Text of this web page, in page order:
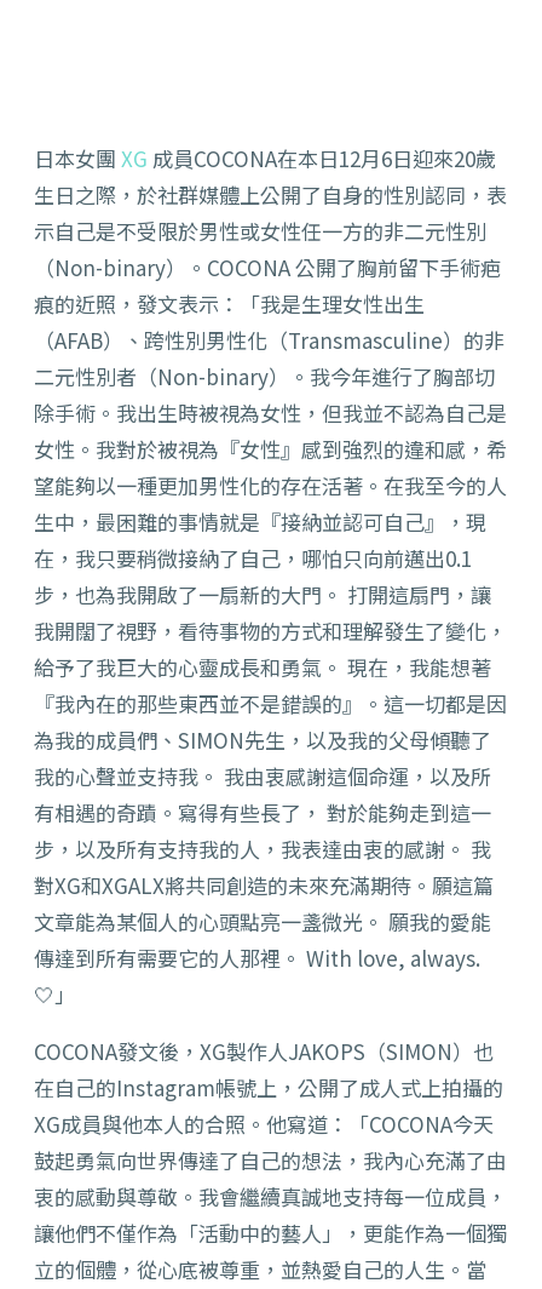
日本女團 XG 成員COCONA在本日12月6日迎來20歲
生日之際，於社群媒體上公開了自身的性別認同，表
示自己是不受限於男性或女性任一方的非二元性別
（Non-binary）。COCONA 公開了胸前留下手術疤
痕的近照，發文表示：「我是生理女性出生
（AFAB）、跨性別男性化（Transmasculine）的非
二元性別者（Non-binary）。我今年進行了胸部切
除手術。我出生時被視為女性，但我並不認為自己是
女性。我對於被視為『女性』感到強烈的違和感，希
望能夠以一種更加男性化的存在活著。在我至今的人
生中，最困難的事情就是『接納並認可自己』，現
在，我只要稍微接納了自己，哪怕只向前邁出0.1
步，也為我開啟了一扇新的大門。 打開這扇門，讓
我開闊了視野，看待事物的方式和理解發生了變化，
給予了我巨大的心靈成長和勇氣。 現在，我能想著
『我內在的那些東西並不是錯誤的』。這一切都是因
為我的成員們、SIMON先生，以及我的父母傾聽了
我的心聲並支持我。 我由衷感謝這個命運，以及所
有相遇的奇蹟。寫得有些長了， 對於能夠走到這一
步，以及所有支持我的人，我表達由衷的感謝。 我
對XG和XGALX將共同創造的未來充滿期待。願這篇
文章能為某個人的心頭點亮一盞微光。 願我的愛能
傳達到所有需要它的人那裡。 With love, always.
🤍」
COCONA發文後，XG製作人JAKOPS（SIMON）也
在自己的Instagram帳號上，公開了成人式上拍攝的
XG成員與他本人的合照。他寫道：「COCONA今天
鼓起勇氣向世界傳達了自己的想法，我內心充滿了由
衷的感動與尊敬。我會繼續真誠地支持每一位成員，
讓他們不僅作為「活動中的藝人」，更能作為一個獨
立的個體，從心底被尊重，並熱愛自己的人生。當